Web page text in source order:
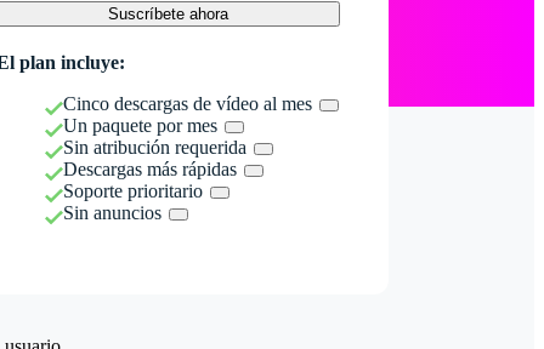
Suscríbete ahora
plan incluye:
Cinco descargas de vídeo al mes
Un paquete por mes
Sin atribución requerida
Descargas más rápidas
Soporte prioritario
Sin anuncios